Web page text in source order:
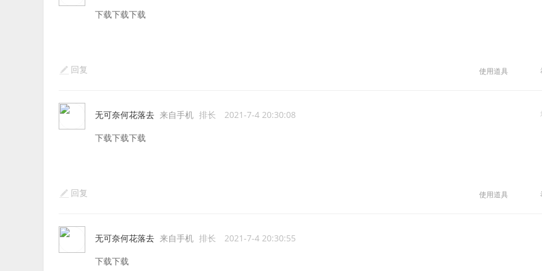
下载下载下载
回复 使用道具
无可奈何花落去 来自手机 排长 2021-7-4 20:30:08
下载下载下载
回复 使用道具
无可奈何花落去 来自手机 排长 2021-7-4 20:30:55
下载下载